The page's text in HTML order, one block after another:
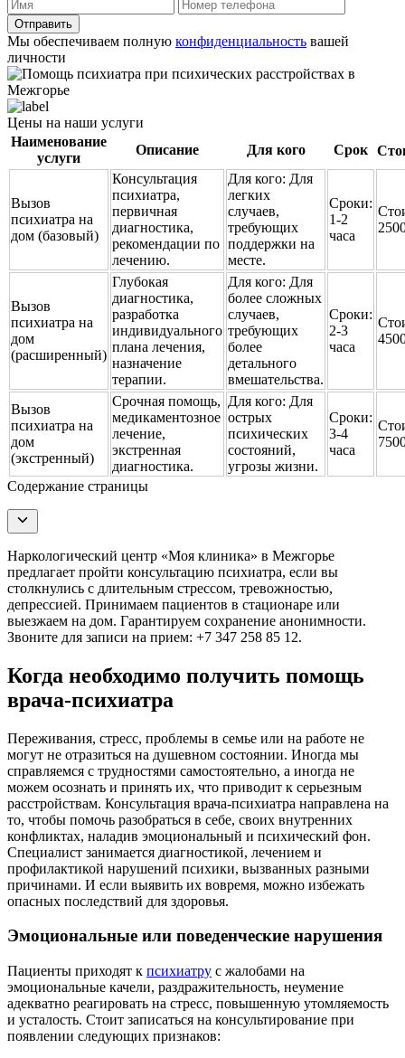
Отправить
Мы обеспечиваем полную конфиденциальность вашей
личности
Цены на наши услуги
Наименование
услуги
Описание Для кого Срок
Вызов
психиатра на
дом (базовый)
Консультация
психиатра,
первичная
диагностика,
рекомендации по
лечению.
Для кого: Для
легких
случаев,
требующих
поддержки на
месте.
Сроки:
1-2
часа
Вызов
психиатра на
дом
(расширенный)
Глубокая
диагностика,
разработка
индивидуального
плана лечения,
назначение
терапии.
Для кого: Для
более сложных
случаев,
требующих
более
детального
вмешательства.
Сроки:
2-3
часа
Вызов
психиатра на
дом
(экстренный)
Срочная помощь,
медикаментозное
лечение,
экстренная
диагностика.
Для кого: Для
острых
психических
состояний,
угрозы жизни.
Сроки:
3-4
часа
Содержание страницы
Наркологический центр «Моя клиника» в Межгорье
предлагает пройти консультацию психиатра, если вы
столкнулись с длительным стрессом, тревожностью,
депрессией. Принимаем пациентов в стационаре или
выезжаем на дом. Гарантируем сохранение анонимности.
Звоните для записи на прием: +7 347 258 85 12.
Когда необходимо получить помощь
врача-психиатра
Переживания, стресс, проблемы в семье или на работе не
могут не отразиться на душевном состоянии. Иногда мы
справляемся с трудностями самостоятельно, а иногда не
можем осознать и принять их, что приводит к серьезным
расстройствам. Консультация врача-психиатра направлена на
то, чтобы помочь разобраться в себе, своих внутренних
конфликтах, наладив эмоциональный и психический фон.
Специалист занимается диагностикой, лечением и
профилактикой нарушений психики, вызванных разными
причинами. И если выявить их вовремя, можно избежать
опасных последствий для здоровья.
Эмоциональные или поведенческие нарушения
Пациенты приходят к психиатру с жалобами на
эмоциональные качели, раздражительность, неумение
адекватно реагировать на стресс, повышенную утомляемость
и усталость. Стоит записаться на консультирование при
появлении следующих признаков: